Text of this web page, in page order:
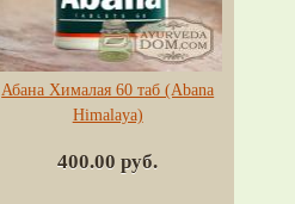
Абана Хималая 60 таб (Abana
Himalaya)
400.00 руб.